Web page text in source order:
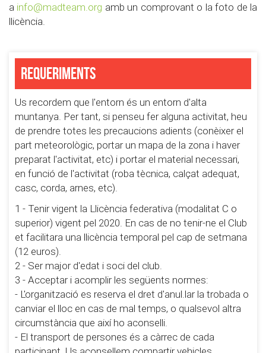
a info@madteam.org amb un comprovant o la foto de la
llicència.
Requeriments
Us recordem que l'entorn és un entorn d'alta
muntanya. Per tant, si penseu fer alguna activitat, heu
de prendre totes les precaucions adients (conèixer el
part meteorològic, portar un mapa de la zona i haver
preparat l'activitat, etc) i portar el material necessari,
en funció de l'activitat (roba tècnica, calçat adequat,
casc, corda, arnes, etc).
1 - Tenir vigent la Llicència federativa (modalitat C o
superior) vigent pel 2020. En cas de no tenir-ne el Club
et facilitara una llicència temporal pel cap de setmana
(12 euros).
2 - Ser major d'edat i soci del club.
3 - Acceptar i acomplir les següents normes:
- L'organització es reserva el dret d'anul.lar la trobada o
canviar el lloc en cas de mal temps, o qualsevol altra
circumstància que així ho aconselli.
- El transport de persones és a càrrec de cada